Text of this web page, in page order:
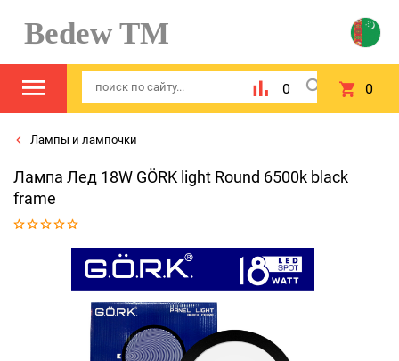
Bedew TM
0 0
Лампы и лампочки
Лампа Лед 18W GÖRK light Round 6500k black
frame